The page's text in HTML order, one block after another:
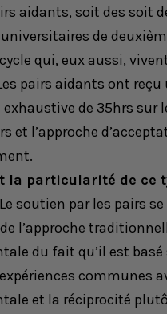
aidants, soit des soit
de
qui, eux aussi,
pairs aidants ont reçu
de 35hrs sur
et l’approche
la particularité de ce
Le soutien par les pairs se
l’approche
du fait qu’il est basé
communes
et la réciprocité